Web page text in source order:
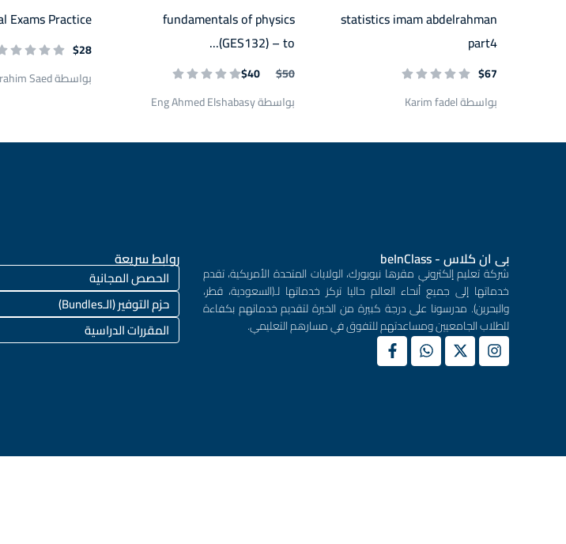
statistics imam abdelrahman
part4
$67
بواسطة Karim fadel
fundamentals of physics
(GES132) – to...
$50
$40
بواسطة Eng Ahmed Elshabasy
Exams Practice
$28
بواسطة Ibrahim Saed
بى ان كلاس - beInClass
شركة تعليم إلكتروني مقرها نيويورك، الولايات المتحدة الأمريكية، تقدم
خدماتها إلى جميع أنحاء العالم حاليا تركز خدماتها لـ(السعودية، قطر،
والبحرين). مدرسونا على درجة كبيرة من الخبرة لتقديم خدماتهم بكفاءة
للطلاب الجامعيين ومساعدتهم للتفوق في مسارهم التعليمي.
روابط سريعة
الحصص المجانية
حزم التوفير (الـBundles)
المقررات الدراسية